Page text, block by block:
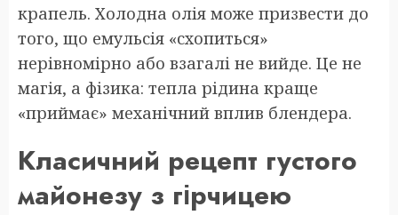
крапель. Холодна олія може призвести до
того, що емульсія «схопиться»
нерівномірно або взагалі не вийде. Це не
магія, а фізика: тепла рідина краще
«приймає» механічний вплив блендера.
Класичний рецепт густого
майонезу з гірчицею